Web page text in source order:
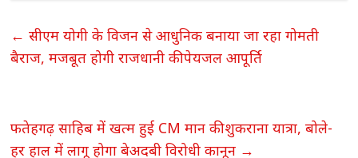
← सीएम योगी के विजन से आधुनिक बनाया जा रहा गोमती
बैराज, मजबूत होगी राजधानी की पेयजल आपूर्ति
फतेहगढ़ साहिब में खत्म हुई CM मान की शुकराना यात्रा, बोले-
हर हाल में लागू होगा बेअदबी विरोधी कानून →